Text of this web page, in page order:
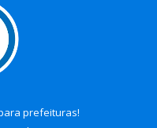
prefeituras!